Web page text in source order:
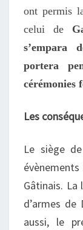
ont permis
celui de
s’empara
portera
cérémonies
Les
Le siège
Gâtinais.
d’armes de
aussi, le